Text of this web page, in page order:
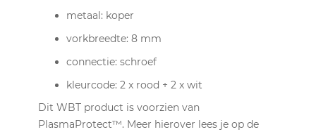
metaal: koper
vorkbreedte: 8 mm
connectie: schroef
kleurcode: 2 x rood + 2 x wit
Dit WBT product is voorzien van
PlasmaProtect™. Meer hierover lees je op de